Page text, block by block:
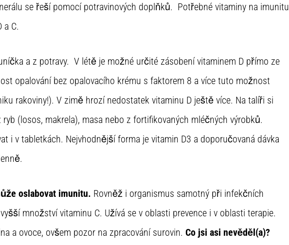
se řeší pomocí potravinových doplňků. Potřebné vitaminy na imunitu
a C.
a z potravy. V létě je možné určité zásobení vitaminem D přímo ze
opalování bez opalovacího krému s faktorem 8 a více tuto možnost
rakoviny!). V zimě hrozí nedostatek vitaminu D ještě více. Na talíři si
(losos, makrela), masa nebo z fortifikovaných mléčných výrobků.
i v tabletkách. Nejvhodnější forma je vitamin D3 a doporučovaná dávka
oslabovat imunitu. Rovněž i organismus samotný při infekčních
množství vitaminu C. Užívá se v oblasti prevence i v oblasti terapie.
a ovoce, ovšem pozor na zpracování surovin. Co jsi asi nevěděl(a)?